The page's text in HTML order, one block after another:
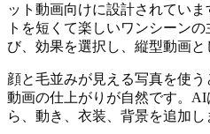
ット動画向けに設計されてい
トを短くて楽しいワンシーン
び、効果を選択し、縦型動画と
顔と毛並みが見える写真を使
動画の仕上がりが自然です。
ら、動き、衣装、背景を追加し